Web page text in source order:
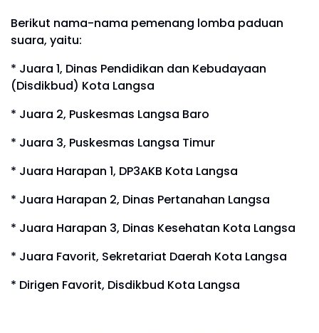
Berikut nama-nama pemenang lomba paduan
suara, yaitu:
* Juara 1, Dinas Pendidikan dan Kebudayaan
(Disdikbud) Kota Langsa
* Juara 2, Puskesmas Langsa Baro
* Juara 3, Puskesmas Langsa Timur
* Juara Harapan 1, DP3AKB Kota Langsa
* Juara Harapan 2, Dinas Pertanahan Langsa
* Juara Harapan 3, Dinas Kesehatan Kota Langsa
* Juara Favorit, Sekretariat Daerah Kota Langsa
* Dirigen Favorit, Disdikbud Kota Langsa